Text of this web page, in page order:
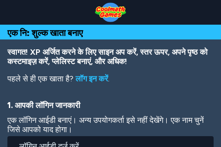
Top
of
Page
Navigation
Main
Content
Footer
main
content
एक नि: शुल्क खाता बनाए
स्वागत! XP अर्जित करने के लिए साइन अप करें, स्तर ऊपर, अपने पृष्ठ को
कस्टमाइज़ करें, प्लेलिस्ट बनाएं, और अधिक!
पहले से ही एक खाता है?लॉग इन करें.
1. आपकी लॉगिन जानकारी
एक लॉगिन आईडी बनाएं। अन्य उपयोगकर्ता इसे नहीं देखेंगे। एक नाम चुनें
जिसे आपको याद होगा।